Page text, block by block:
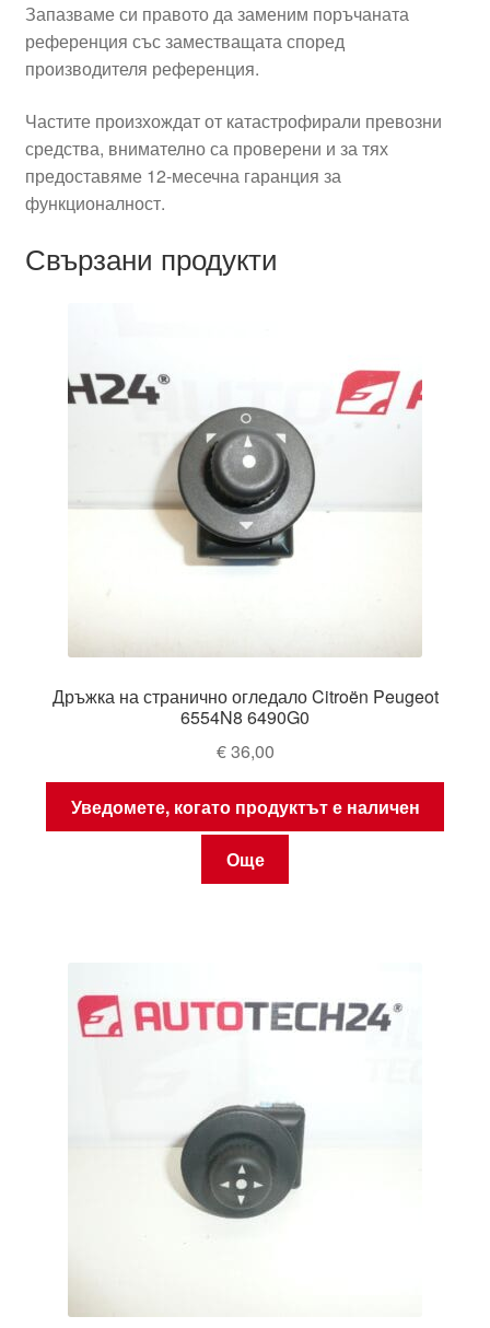
Запазваме си правото да заменим поръчаната
референция със заместващата според
производителя референция.
Частите произхождат от катастрофирали превозни
средства, внимателно са проверени и за тях
предоставяме 12-месечна гаранция за
функционалност.
Свързани продукти
Дръжка на странично огледало Citroën Peugeot
6554N8 6490G0
€36,00
Уведомете, когато продуктът е наличен
Още